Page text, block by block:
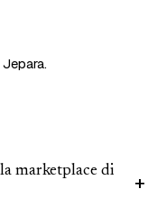
marketplace di